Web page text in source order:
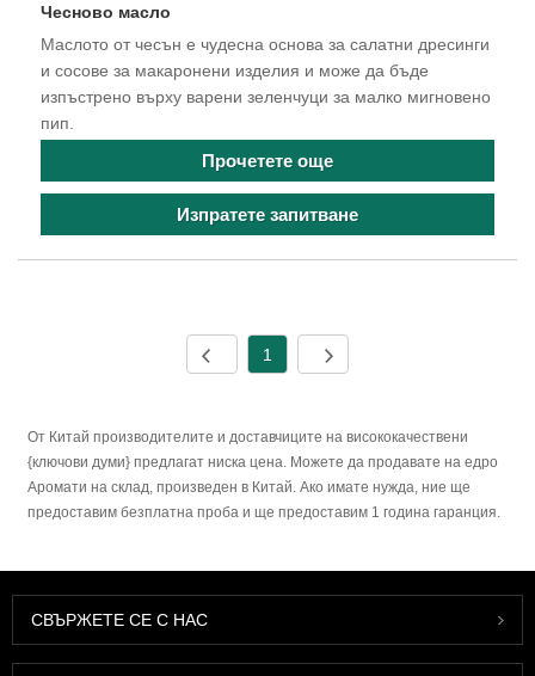
Чесново масло
Маслото от чесън е чудесна основа за салатни дресинги
и сосове за макаронени изделия и може да бъде
изпъстрено върху варени зеленчуци за малко мигновено
пип.
Прочетете още
Изпратете запитване
1
От Китай производителите и доставчиците на висококачествени
{ключови думи} предлагат ниска цена. Можете да продавате на едро
Аромати на склад, произведен в Китай. Ако имате нужда, ние ще
предоставим безплатна проба и ще предоставим 1 година гаранция.
СВЪРЖЕТЕ СЕ С НАС